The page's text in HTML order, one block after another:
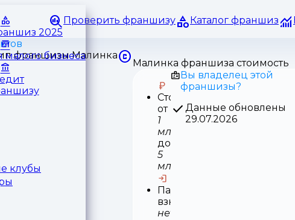
Проверить франшизу Каталог франшиз
2025
бизнеса
клубы
Малинка франшиза стоимость
Стоимость
от
1
млн
до
5
млн
Паушальный
взнос
нет
Вы владелец этой
франшизы?
Данные обновлены
29.07.2026